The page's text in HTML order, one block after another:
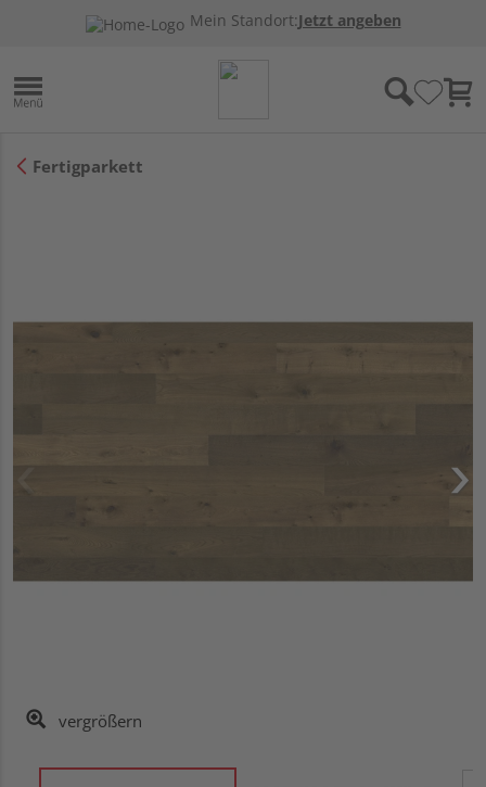
Mein Standort:Jetzt angeben
Fertigparkett
vergrößern